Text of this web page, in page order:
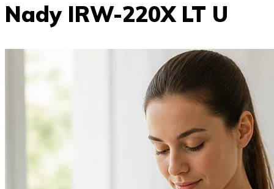
Nady IRW-220X LT U